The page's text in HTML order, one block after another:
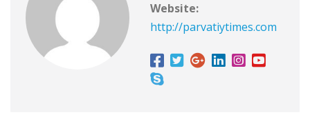
Website:
http://parvatiytimes.com